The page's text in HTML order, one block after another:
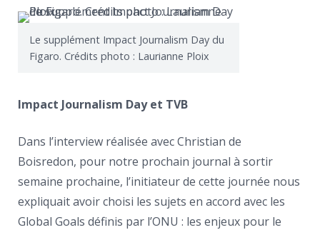
Le supplément Impact Journalism Day du
Figaro. Crédits photo : Laurianne Ploix
Impact Journalism Day et TVB
Dans l’interview réalisée avec Christian de
Boisredon, pour notre prochain journal à sortir
semaine prochaine, l’initiateur de cette journée nous
expliquait avoir choisi les sujets en accord avec les
Global Goals définis par l’ONU : les enjeux pour le